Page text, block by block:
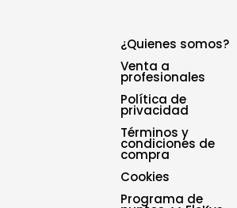
¿Quienes somos?
Venta a
profesionales
Política de
privacidad
Términos y
condiciones de
compra
Cookies
Programa de